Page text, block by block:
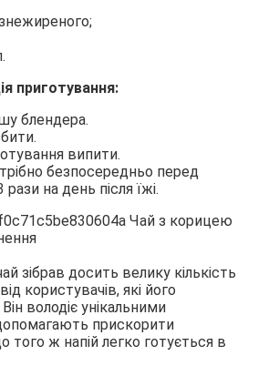
приготування:
блендера.
випити.
безпосередньо перед
на день після їжі.
зібрав досить велику кількість
користувачів, які його
володіє унікальними
прискорити
того ж напій легко готується в